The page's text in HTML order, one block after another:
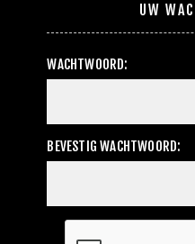
UW
WACHTWOORD:
BEVESTIG WACHTWOORD: